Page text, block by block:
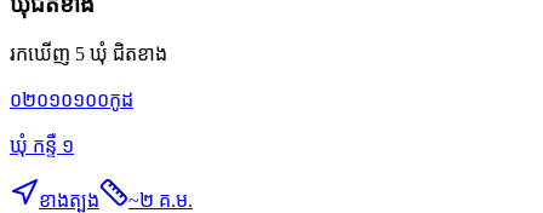
រកឃើញ 5 ឃុំ ជិតខាង
០២០១០១០០កូដ
ឃុំ កន្ទឺ ១
ខាងត្បូង ~២ គ.ម.